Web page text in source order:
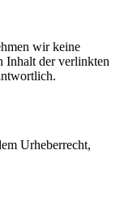
wir keine
Inhalt der verlinkten
Urheberrecht,